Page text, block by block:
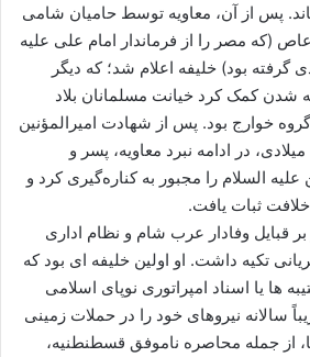
پس از آن، معاویه توسط حامیان شامی
(که مصر را از فرماندار امام علی علیه
در سال ۶۵۸ میلادی گرفته بود) خلیفه اعلام شد؛ که دیگر
شدن کمک کرد خیانت مسلمانان بلاد
خوارج بود. پس از شهادت امیرالمؤنین
علیه السلام در سال ۶۶۱ میلادی، در ادامه نبرد معاویه، پسر و
السلام را مجبور به کناره‌گیری کرد و
ثبات یافت.
قبایل وفادار عرب شام و نظام اداری
تکیه داشت. او اولین خلیفه ای بود که
‌ها یا اسناد امپراتوری نوپای اسلامی
سالانه نیروهای خود را در حملات زمینی
از جمله محاصره ناموفق قسطنطنیه،